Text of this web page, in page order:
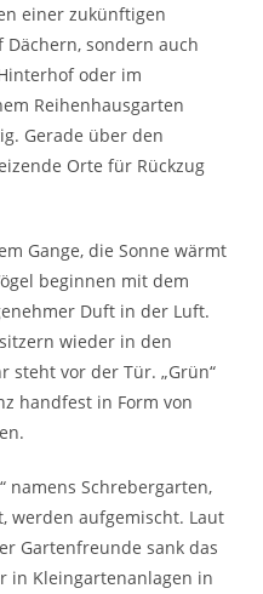
einer zukünftigen
sondern auch
oder im
Reihenhausgarten
Gerade über den
Orte für Rückzug
Gange, die Sonne wärmt
beginnen mit dem
Duft in der Luft.
wieder in den
steht vor der Tür. „Grün“
handfest in Form von
namens Schrebergarten,
werden aufgemischt. Laut
Gartenfreunde sank das
in Kleingartenanlagen in